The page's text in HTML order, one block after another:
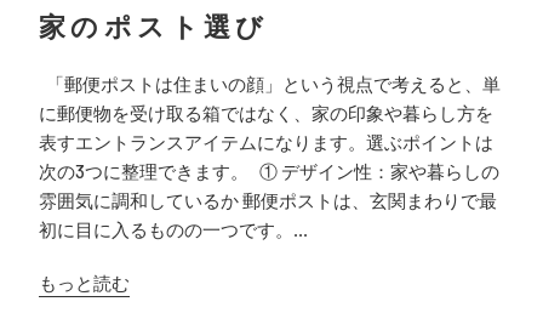
家のポスト選び
「郵便ポストは住まいの顔」という視点で考えると、単
に郵便物を受け取る箱ではなく、家の印象や暮らし方を
表すエントランスアイテムになります。選ぶポイントは
次の3つに整理できます。 ① デザイン性：家や暮らしの
雰囲気に調和しているか 郵便ポストは、玄関まわりで最
初に目に入るものの一つです。...
もっと読む